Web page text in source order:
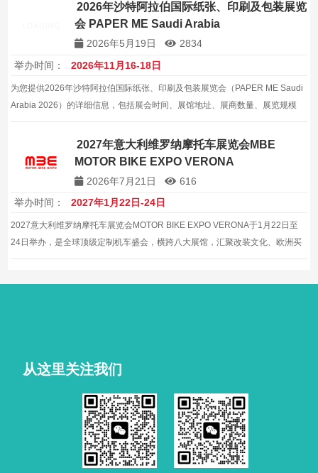
2026年沙特阿拉伯国际纸张、印刷及包装展览
会 PAPER ME Saudi Arabia
2026年5月19日
2834
举办时间：
2026年11月16-18日
为您提供2026年沙特阿拉伯国际纸张、印刷及包装展览会（PAPER ME Saudi
Arabia 2026）的详细信息，包括展会时间、展馆地址、展商数量、展览规模
等。专业的展会信息服务，帮助企业拓展沙特阿拉伯及全球包装机械市场。
2027年意大利维罗纳摩托车展览会MBE
MOTOR BIKE EXPO VERONA
2026年7月21日
616
举办时间：
2027年1月22日-24日
2027意大利维罗纳摩托车展览会MOTOR BIKE EXPO VERONA于1月22日至
24日举办，是全球顶级定制机车盛会，横跨八大展馆，汇聚改装文化、欧洲买
家与首发车型，引领定制潮流。，值得相关企业重点关注与布局。，有助于建
从这里关注我们